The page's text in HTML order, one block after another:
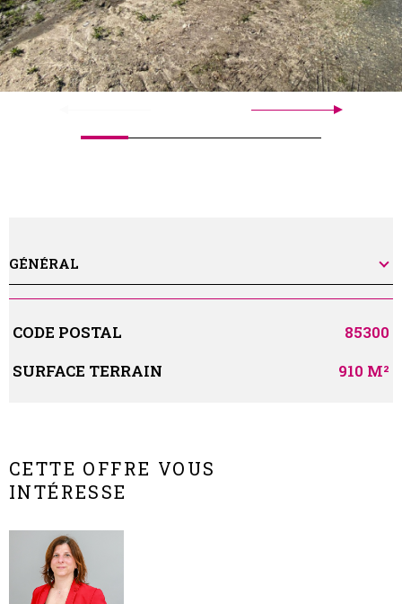
GÉNÉRAL
Caractérisque Valeurs
CODE POSTAL
85300
SURFACE TERRAIN
910 M²
CETTE OFFRE VOUS
INTÉRESSE